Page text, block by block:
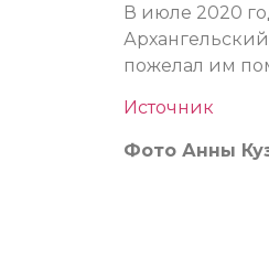
В июле 2020
пожелал им
Источник
Фото Анны